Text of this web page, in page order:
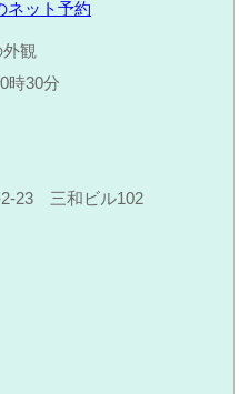
2-23 三和ビル102